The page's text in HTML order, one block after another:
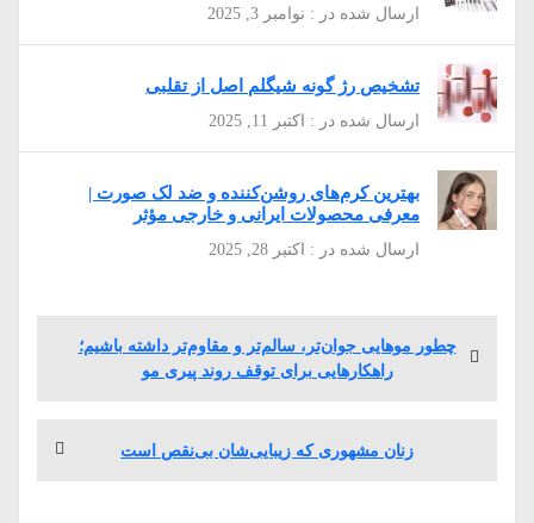
ارسال شده در : نوامبر 3, 2025
تشخیص رژ گونه شیگلم اصل از تقلبی
ارسال شده در : اکتبر 11, 2025
بهترین کرم‌های روشن‌کننده و ضد لک صورت |
معرفی محصولات ایرانی و خارجی مؤثر
ارسال شده در : اکتبر 28, 2025
راهبری
نوشته
پست
چطور موهایی جوان‌تر، سالم‌تر و مقاوم‌تر داشته باشیم؛
راهکارهایی برای توقف روند پیری مو
پست
زنان مشهوری که زیبایی‌شان بی‌نقص است